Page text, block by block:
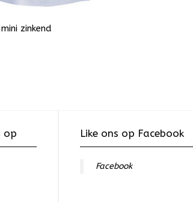
zinkend
op Like ons op Facebook
Facebook